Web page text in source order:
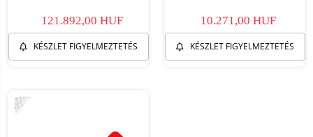
121.892,00 HUF
KÉSZLET FIGYELMEZTETÉS
10.271,00 HUF
KÉSZLET FIGYELMEZTETÉS
-32%